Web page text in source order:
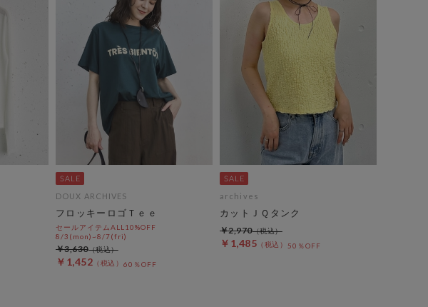
DOUX ARCHIVES
フロッキーロゴＴｅｅ
セールアイテムALL10%OFF
8/3(mon)~8/7(fri)
￥1,452 60％OFF
￥3,630
archives
カットＪＱタンク
￥1,485 50％OFF
￥2,970